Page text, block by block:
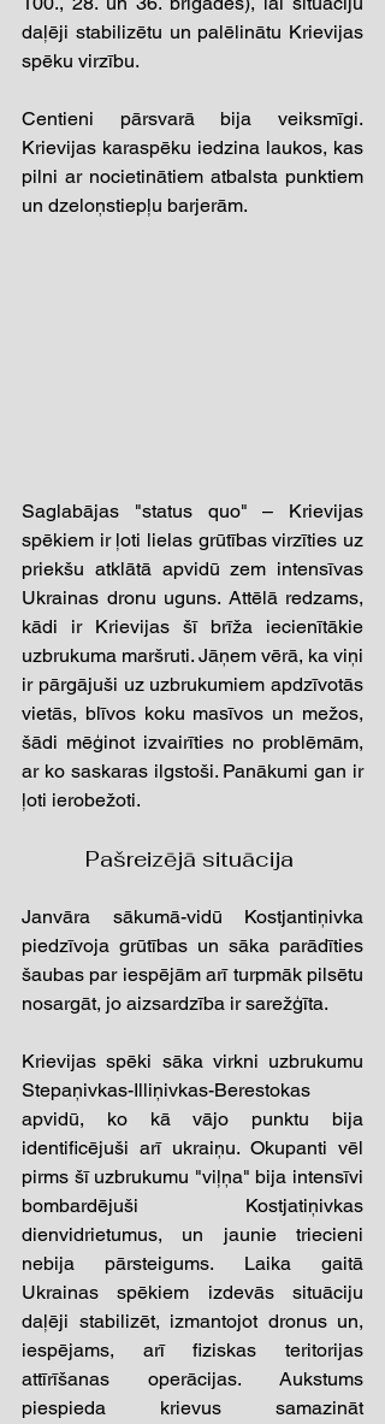
daļēji stabilizētu un palēlinātu Krievijas
spēku virzību.
Centieni pārsvarā bija veiksmīgi.
Krievijas karaspēku iedzina laukos, kas
pilni ar nocietinātiem atbalsta punktiem
un dzeloņstiepļu barjerām.
Saglabājas "status quo" – Krievijas
spēkiem ir ļoti lielas grūtības virzīties uz
priekšu atklātā apvidū zem intensīvas
Ukrainas dronu uguns. Attēlā redzams,
kādi ir Krievijas šī brīža iecienītākie
uzbrukuma maršruti. Jāņem vērā, ka viņi
ir pārgājuši uz uzbrukumiem apdzīvotās
vietās, blīvos koku masīvos un mežos,
šādi mēģinot izvairīties no problēmām,
ar ko saskaras ilgstoši. Panākumi gan ir
ļoti ierobežoti.
Pašreizējā situācija
Janvāra sākumā-vidū Kostjantiņivka
piedzīvoja grūtības un sāka parādīties
šaubas par iespējām arī turpmāk pilsētu
nosargāt, jo aizsardzība ir sarežģīta.
Krievijas spēki sāka virkni uzbrukumu
Stepaņivkas-Illiņivkas-Berestokas
apvidū, ko kā vājo punktu bija
identificējuši arī ukraiņu. Okupanti vēl
pirms šī uzbrukumu "viļņa" bija intensīvi
bombardējuši Kostjatiņivkas
dienvidrietumus, un jaunie triecieni
nebija pārsteigums. Laika gaitā
Ukrainas spēkiem izdevās situāciju
daļēji stabilizēt, izmantojot dronus un,
iespējams, arī fiziskas teritorijas
attīrīšanas operācijas. Aukstums
piespieda krievus samazināt